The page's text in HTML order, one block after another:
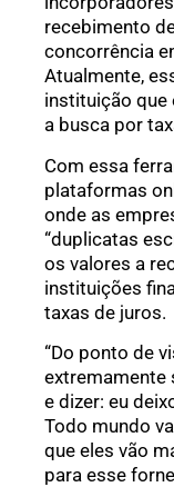
recebimento
concorrência
Atualmente,
instituição que
a busca por
Com essa
plataformas
onde as
“duplicatas
os valores a
instituições
taxas de juros.
“Do ponto de
extremamente
e dizer: eu
Todo mundo
que eles vão
para esse